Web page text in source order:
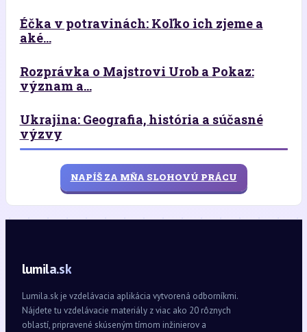
Éčka v potravinách: Koľko ich zjeme a
aké...
Rozprávka o Majstrovi Urob a Pokaz:
význam a...
Ukrajina: Geografia, história a súčasné
výzvy
NAPÍŠ ZA MŇA SLOHOVÚ PRÁCU
lumila.sk
Lumila.sk je vzdelávacia aplikácia vytvorená odborníkmi.
Nájdete tu vzdelávacie materiály z viac ako 20 rôznych
oblastí, pripravené skúseným tímom inžinierov a